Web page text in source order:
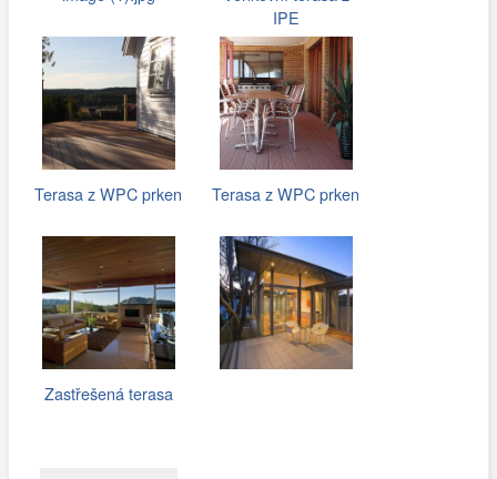
IPE
Terasa z WPC prken Terasa z WPC prken
Zastřešená terasa